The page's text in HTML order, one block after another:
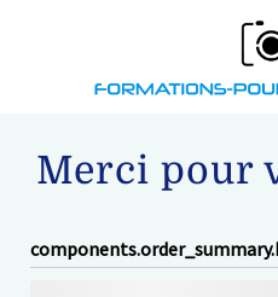
Merci pour